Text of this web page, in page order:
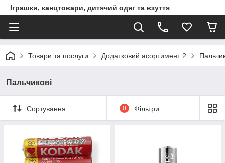
Іграшки, канцтовари, дитячий одяг та взуття
Товари та послуги Додатковий асортимент 2
Пальчикові
Сортування 0 Фільтри